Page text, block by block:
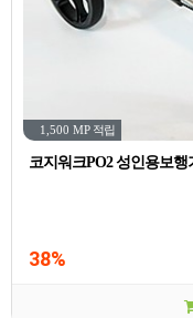
1,500 MP 적립
코지워크PO2 성인용보
38%